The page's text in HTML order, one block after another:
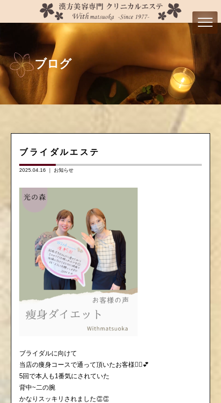
ブログ
ブライダルエステ
2025.04.16 ｜ お知らせ
ブライダルに向けて
当店の痩身コースで通って頂いたお客様💁‍♀️💕
5回で本人も1番気にされていた
背中~二の腕
かなりスッキリされました👏👏